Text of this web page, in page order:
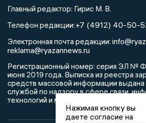
Главный редактор: Гирис М. В.
Телефон редакции:+7 (4912) 40-50-
Электронная почта редакции:
reklama@ryazannews.ru
Регистрационный номер: серия ЭЛ №
июня 2019 года. Выписка из реестра
средств массовой информации
службой по надзору в сфере связи,
технологий и массовых коммуникаций
Нажимая кнопку вы
даете согласие на